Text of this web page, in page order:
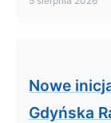
Nowe
Gdyńska